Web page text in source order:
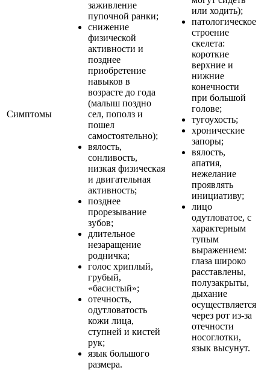
Симптомы
заживление
пупочной ранки;
снижение
физической
активности и
позднее
приобретение
навыков в
возрасте до года
(малыш поздно
сел, пополз и
пошел
самостоятельно);
вялость,
сонливость,
низкая физическая
и двигательная
активность;
позднее
прорезывание
зубов;
длительное
незаращение
родничка;
голос хриплый,
грубый,
«басистый»;
отечность,
одутловатость
кожи лица,
ступней и кистей
рук;
язык большого
размера.
или ходить);
патологическое
строение
скелета:
короткие
верхние и
нижние
конечности
при большой
голове;
тугоухость;
хронические
запоры;
вялость,
апатия,
нежелание
проявлять
инициативу;
лицо
одутловатое, с
характерным
тупым
выражением:
глаза широко
расставлены,
полузакрыты,
дыхание
осуществляется
через рот из-за
отечности
носоглотки,
язык высунут.